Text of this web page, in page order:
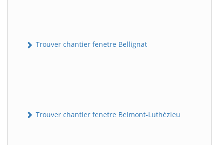
Trouver chantier fenetre Bellignat
Trouver chantier fenetre Belmont-Luthézieu